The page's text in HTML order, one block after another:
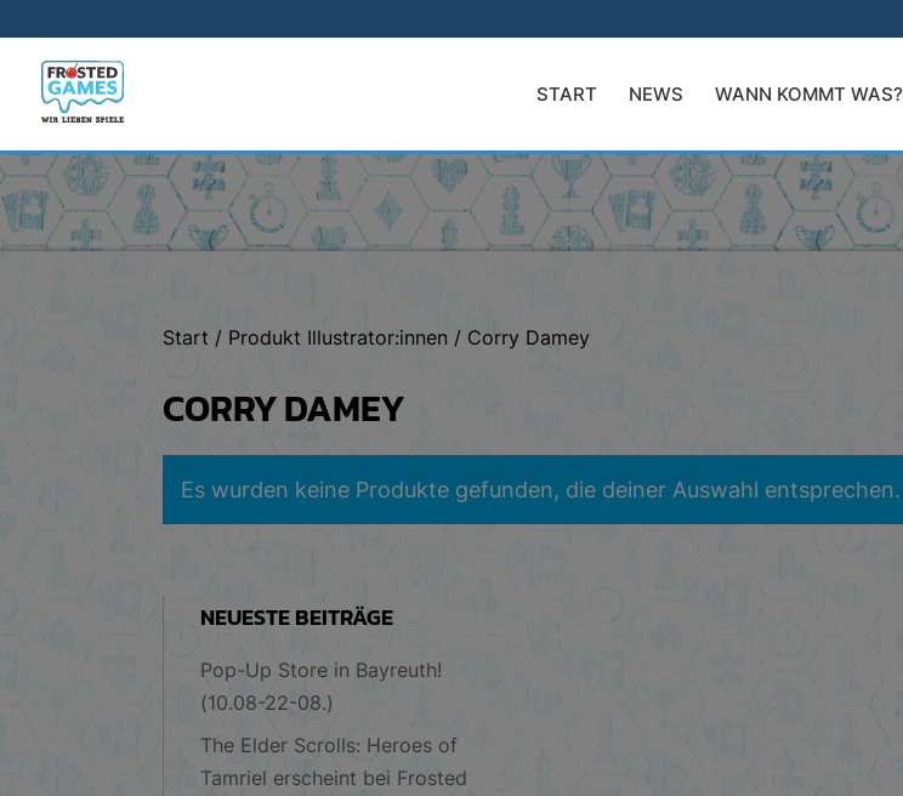
START NEWS WANN KOMMT WAS?
Start / Produkt Illustrator:innen / Corry Damey
CORRY DAMEY
Es wurden keine Produkte gefunden, die deiner Auswahl entsprechen.
NEUESTE BEITRÄGE
Pop-Up Store in Bayreuth!
(10.08-22-08.)
The Elder Scrolls: Heroes of
Tamriel erscheint bei Frosted